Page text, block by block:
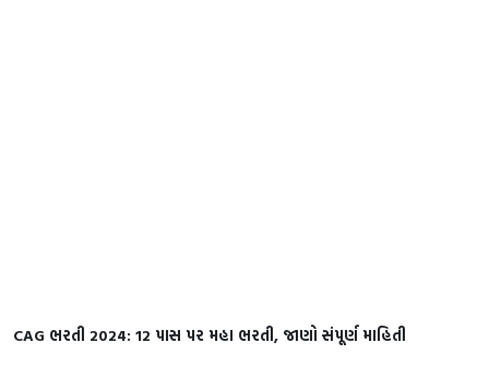
CAG ભરતી 2024: 12 પાસ પર મહા ભરતી, જાણો સંપૂર્ણ માહિતી